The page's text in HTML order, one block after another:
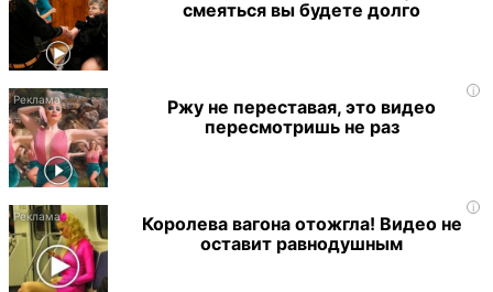
смеяться вы будете долго
i
Ржу не переставая, это видео
пересмотришь не раз
i
Королева вагона отожгла! Видео не
оставит равнодушным